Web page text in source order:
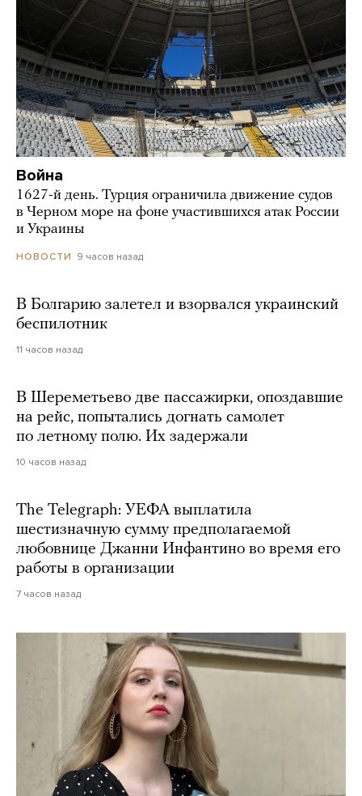
Война
1627-й день. Турция ограничила движение судов
в Черном море на фоне участившихся атак России
и Украины
НОВОСТИ 9 часов назад
В Болгарию залетел и взорвался украинский
беспилотник
11 часов назад
В Шереметьево две пассажирки, опоздавшие
на рейс, попытались догнать самолет
по летному полю. Их задержали
10 часов назад
The Telegraph: УЕФА выплатила
шестизначную сумму предполагаемой
любовнице Джанни Инфантино во время его
работы в организации
7 часов назад